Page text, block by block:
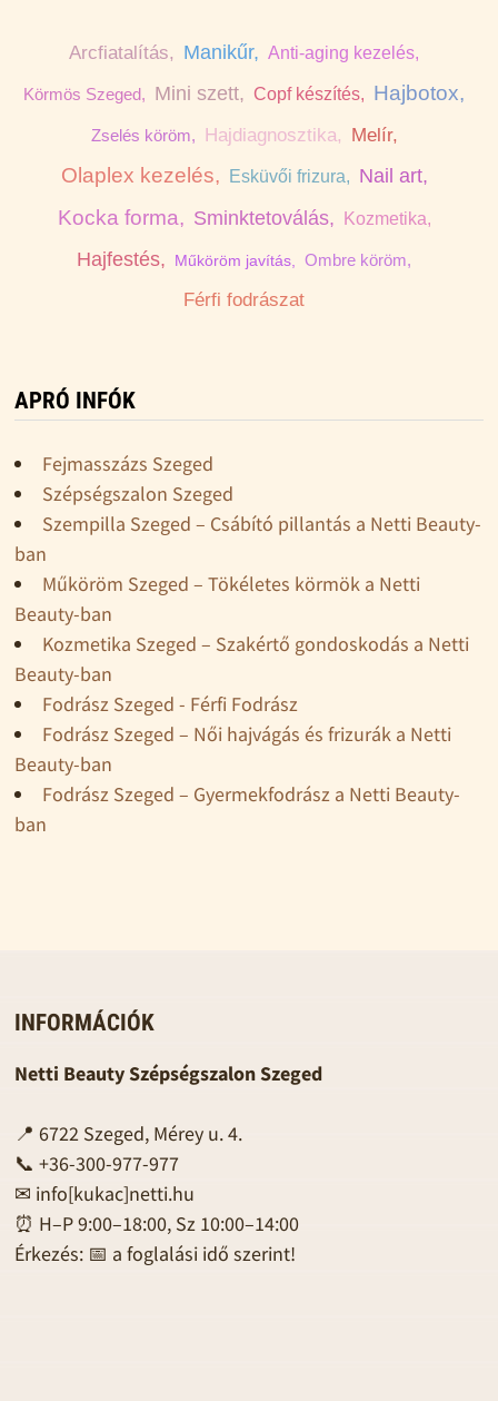
Arcfiatalítás, Manikűr, Anti-aging kezelés,
Körmös Szeged, Mini szett, Copf készítés, Hajbotox,
Zselés köröm, Hajdiagnosztika, Melír,
Olaplex kezelés, Esküvői frizura, Nail art,
Kocka forma, Sminktetoválás, Kozmetika,
Hajfestés, Műköröm javítás, Ombre köröm,
Férfi fodrászat
APRÓ INFÓK
Fejmasszázs Szeged
Szépségszalon Szeged
Szempilla Szeged – Csábító pillantás a Netti Beauty-
ban
Műköröm Szeged – Tökéletes körmök a Netti
Beauty-ban
Kozmetika Szeged – Szakértő gondoskodás a Netti
Beauty-ban
Fodrász Szeged - Férfi Fodrász
Fodrász Szeged – Női hajvágás és frizurák a Netti
Beauty-ban
Fodrász Szeged – Gyermekfodrász a Netti Beauty-
ban
INFORMÁCIÓK
Netti Beauty Szépségszalon Szeged
📍 6722 Szeged, Mérey u. 4.
📞 +36-300-977-977
✉ info[kukac]netti.hu
⏰ H–P 9:00–18:00, Sz 10:00–14:00
Érkezés: 📅 a foglalási idő szerint!